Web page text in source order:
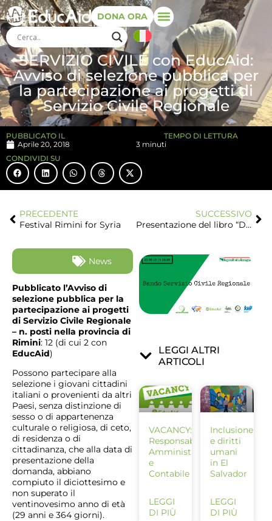
DONA ORA
SERVIZIO CIVILE con EducAid:
Avviso di selezione pubblica per
la partecipazione ai progetti di
Servizio Civile Regionale
PUBBLICATO IL
Aprile 20, 2018
TEMPO DI LETTURA
3 minuti
CONDIVIDI SU
PRECEDENTE
Festival Rimini for Syria
SUCCESSIVO
Presentazione del libro “Dawla” di Gabriele Del Grande
News
Pubblicato l’Avviso di
selezione pubblica per la
partecipazione ai progetti
di Servizio Civile Regionale
– n. posti nella provincia di
Rimini: 12 (di cui 2 con
EducAid)
Possono partecipare alla
selezione i giovani cittadini
italiani o provenienti da altri
Paesi, senza distinzione di
sesso o di appartenenza
culturale o religiosa, di ceto,
di residenza o di
cittadinanza, che alla data di
presentazione della
domanda, abbiano
compiuto il diciottesimo e
non superato il
ventinovesimo anno di età
(29 anni e 364 giorni).
LEGGI ALTRI
ARTICOLI
VACANCY:
Responsabile
Amministrativo
e
Contabile
LEGGI
DI PIÙ
Inclusione
e diritti
umani
in El
Salvador
LEGGI
DI PIÙ